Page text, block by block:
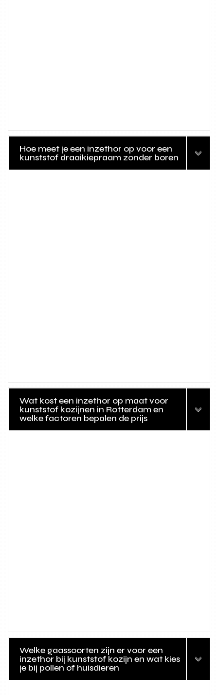
Hoe meet je een inzethor op voor een
kunststof draaikiepraam zonder boren
Wat kost een inzethor op maat voor
kunststof kozijnen in Rotterdam en
welke factoren bepalen de prijs
Welke gaassoorten zijn er voor een
inzethor bij kunststof kozijn en wat kies
je bij pollen of huisdieren